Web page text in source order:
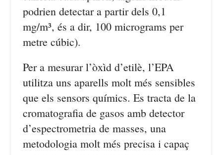
podrien detectar a partir dels 0,1
mg/m³, és a dir, 100 micrograms per
metre cúbic).
Per a mesurar l’òxìd d’etilè, l’EPA
utilitza uns aparells molt més sensibles
que els sensors químics. Es tracta de la
cromatografia de gasos amb detector
d’espectrometria de masses, una
metodologia molt més precisa i capaç